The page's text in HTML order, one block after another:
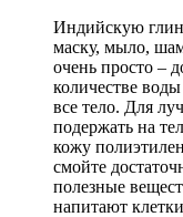
Индийскую
маску, мыло,
очень просто –
количестве
все тело. Для
подержать на
кожу
смойте
полезные
напитают